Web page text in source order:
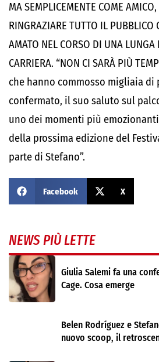
MA SEMPLICEMENTE COME AMICO,
RINGRAZIARE TUTTO IL PUBBLICO
AMATO NEL CORSO DI UNA
CARRIERA. “NON CI SARÀ PIÙ
che hanno commosso migliaia di
confermato, il suo saluto sul
uno dei momenti più
della prossima edizione del
parte di Stefano”.
Facebook X
NEWS PIÙ LETTE
Giulia Salemi fa una
Cage. Cosa emerge
Belen Rodríguez e
nuovo scoop, il